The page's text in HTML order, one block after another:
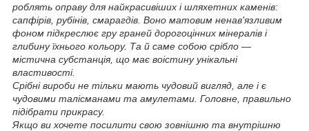
роблять оправу для найкрасивіших і шляхетних каменів:
сапфірів, рубінів, смарагдів. Воно матовим ненав'язливим
фоном підкреслює гру граней дорогоцінних мінералів і
глибину їхнього кольору. Та й саме собою срібло —
містична субстанція, що має воістину унікальні
властивості.
Срібні вироби не тільки мають чудовий вигляд, але і є
чудовими талісманами та амулетами. Головне, правильно
підібрати прикрасу.
Якщо ви хочете посилити свою зовнішню та внутрішню